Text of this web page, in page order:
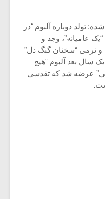
تولد دوباره آلبوم “در
عامیانه”، وجد و
و نرمی “سخنان گنگ دل”
سال بعد آلبوم “هیچ
عرضه شد که تقدسی